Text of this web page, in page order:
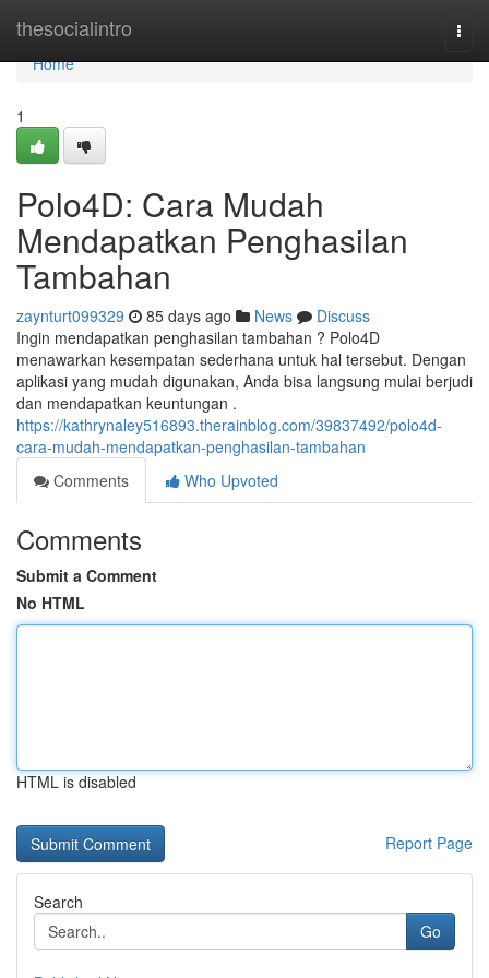
thesocialintro
Home
Home
1
Polo4D: Cara Mudah
Mendapatkan Penghasilan
Tambahan
zaynturt099329 85 days ago News
Discuss
Ingin mendapatkan penghasilan tambahan ? Polo4D
menawarkan kesempatan sederhana untuk hal tersebut. Dengan
aplikasi yang mudah digunakan, Anda bisa langsung mulai berjudi
dan mendapatkan keuntungan .
https://kathrynaley516893.therainblog.com/39837492/polo4d-
cara-mudah-mendapatkan-penghasilan-tambahan
Comments
Who Upvoted
Comments
Submit a Comment
No HTML
HTML is disabled
Report Page
Search
Go